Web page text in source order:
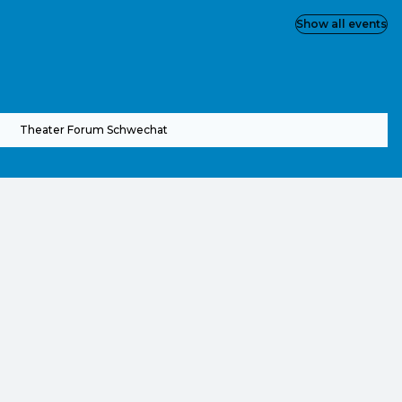
Theater Forum Schwechat
Show all events